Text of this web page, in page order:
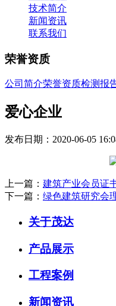
技术简介
新闻资讯
联系我们
荣誉资质
公司简介荣誉资质检测报
爱心企业
发布日期：2020-06-05
上一篇： 建筑产业会员证
下一篇： 绿色建筑研究会
关于茂达
产品展示
工程案例
新闻资讯